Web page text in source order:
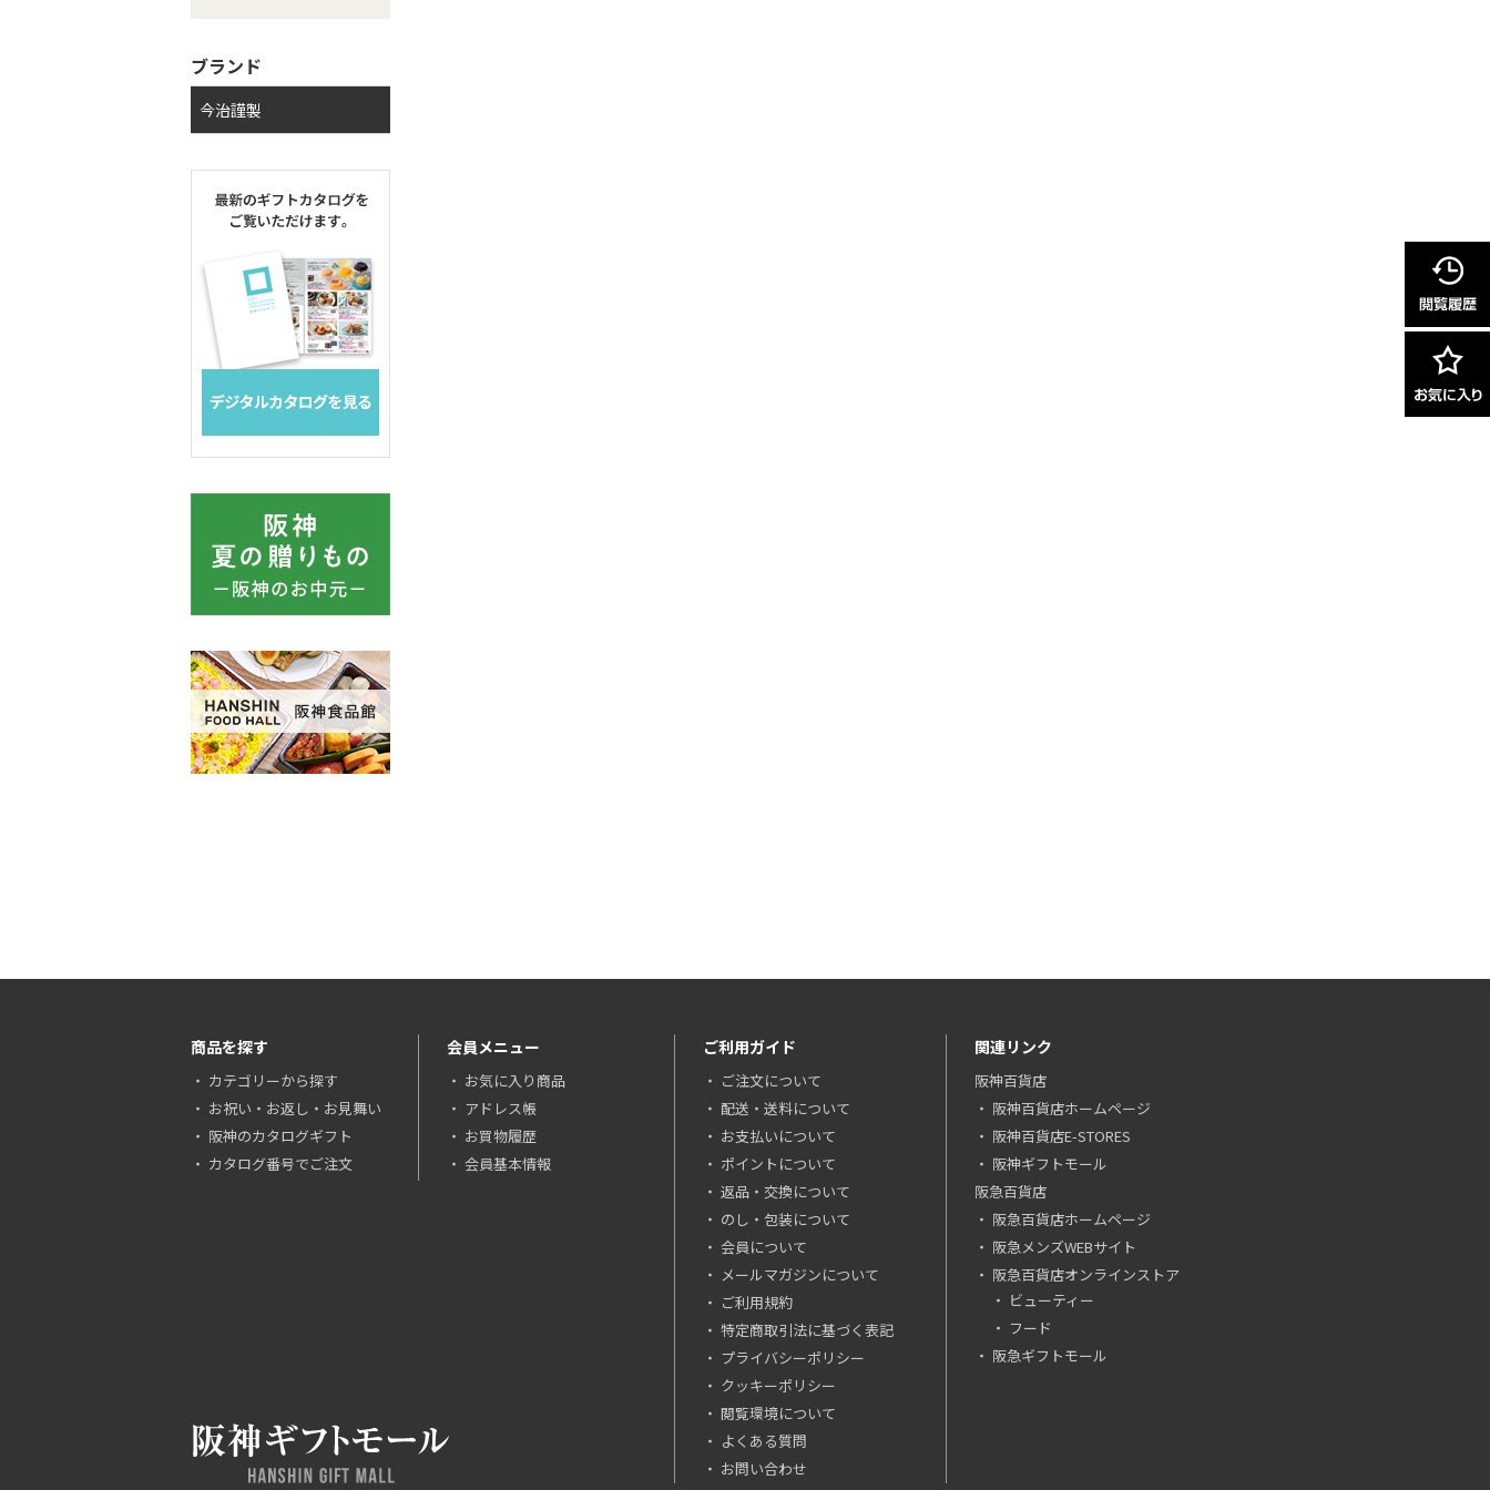
ブランド
今治謹製
商品を探す
カテゴリーから探す
お祝い・お返し・お見舞い
阪神のカタログギフト
カタログ番号でご注文
会員メニュー
お気に入り商品
アドレス帳
お買物履歴
会員基本情報
ご利用ガイド
ご注文について
配送・送料について
お支払いについて
ポイントについて
返品・交換について
のし・包装について
会員について
メールマガジンについて
ご利用規約
特定商取引法に基づく表記
プライバシーポリシー
クッキーポリシー
閲覧環境について
よくある質問
お問い合わせ
関連リンク
阪神百貨店
阪神百貨店ホームページ
阪神百貨店E-STORES
阪神ギフトモール
阪急百貨店
阪急百貨店ホームページ
阪急メンズWEBサイト
阪急百貨店オンラインストア
ビューティー
フード
阪急ギフトモール